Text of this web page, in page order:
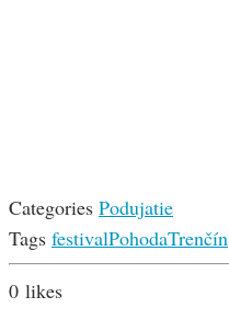
Categories Podujatie
Tags festivalPohodaTrenčín
0 likes